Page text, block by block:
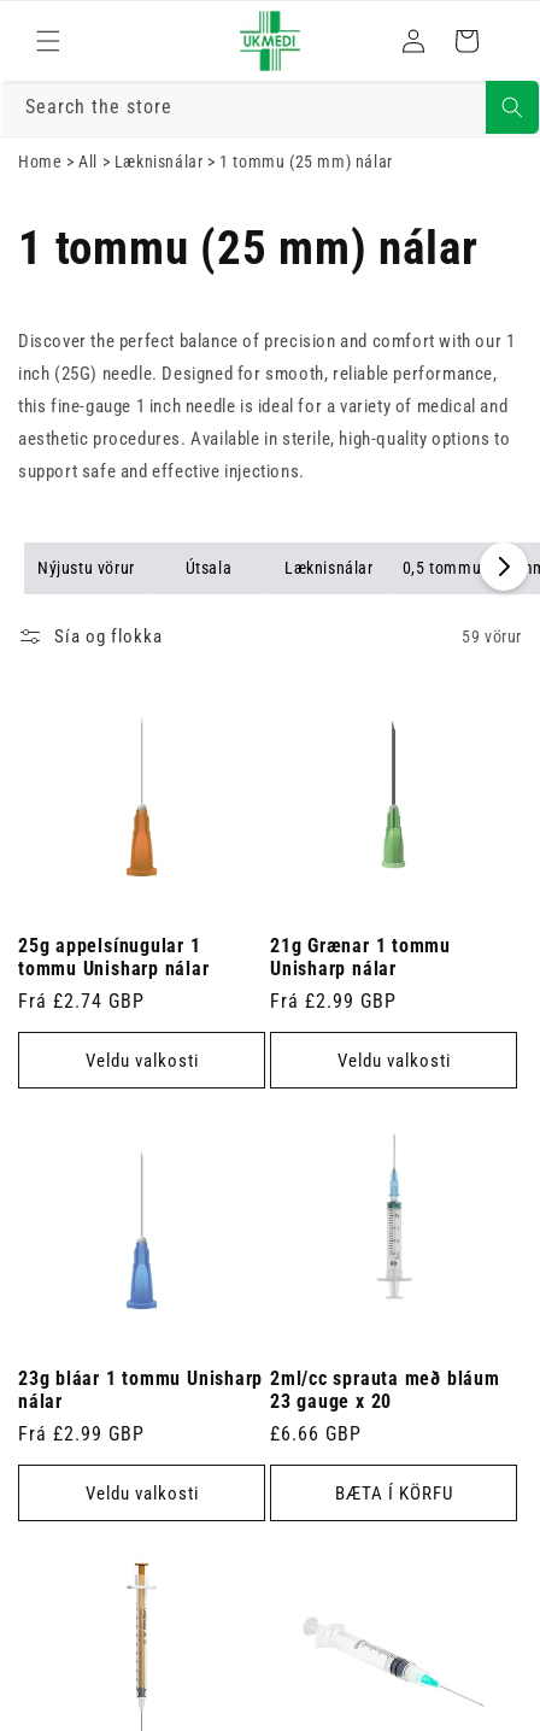
Fara í efni
inn
Karfa
Search the store
Home >All > Læknisnálar > 1 tommu (25 mm) nálar
1 tommu (25 mm) nálar
Discover the perfect balance of precision and comfort with our 1
inch (25G) needle. Designed for smooth, reliable performance,
this fine-gauge 1 inch needle is ideal for a variety of medical and
aesthetic procedures. Available in sterile, high-quality options to
support safe and effective injections.
Nýjustu vörur Útsala Læknisnálar 0,5 tommur (13
Sía og flokka 59 vörur
25g appelsínugular 1
tommu Unisharp nálar
Venjulegt
verð
Frá £2.74 GBP
Veldu valkosti
21g Grænar 1 tommu
Unisharp nálar
Venjulegt
verð
Frá £2.99 GBP
Veldu valkosti
23g bláar 1 tommu Unisharp
nálar
Venjulegt
verð
Frá £2.99 GBP
Veldu valkosti
2ml/cc sprauta með bláum
23 gauge x 20
Venjulegt
verð
£6.66 GBP
BÆTA Í KÖRFU